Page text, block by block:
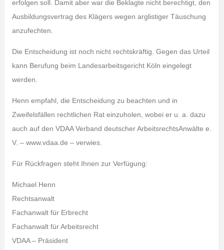
erfolgen soll. Damit aber war die Beklagte nicht berechtigt, den
Ausbildungsvertrag des Klägers wegen arglistiger Täuschung
anzufechten.
Die Entscheidung ist noch nicht rechtskräftig. Gegen das Urteil
kann Berufung beim Landesarbeitsgericht Köln eingelegt
werden.
Henn empfahl, die Entscheidung zu beachten und in
Zweifelsfällen rechtlichen Rat einzuholen, wobei er u. a. dazu
auch auf den VDAA Verband deutscher ArbeitsrechtsAnwälte e.
V. – www.vdaa.de – verwies.
Für Rückfragen steht Ihnen zur Verfügung:
Michael Henn
Rechtsanwalt
Fachanwalt für Erbrecht
Fachanwalt für Arbeitsrecht
VDAA – Präsident